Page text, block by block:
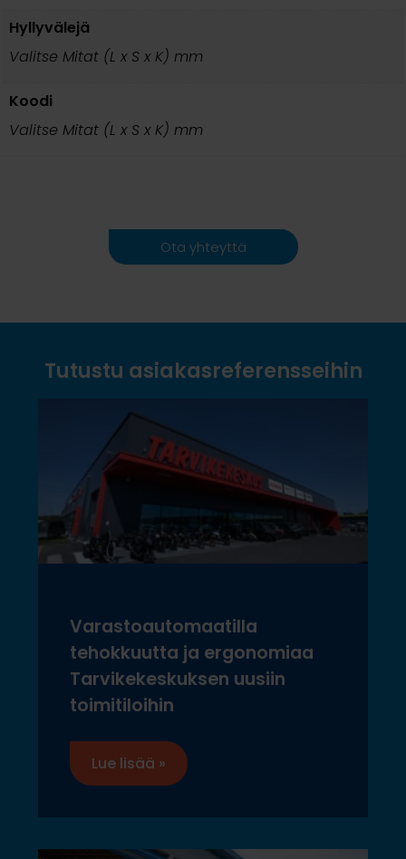
Hyllyvälejä
Valitse Mitat (L x S x K) mm
Koodi
Valitse Mitat (L x S x K) mm
Ota yhteyttä
Tutustu asiakasreferensseihin
Varastoautomaatilla
tehokkuutta ja ergonomiaa
Tarvikekeskuksen uusiin
toimitiloihin
Lue lisää »